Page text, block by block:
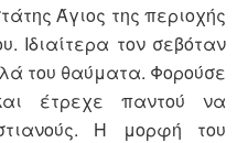
Άγιος της περιοχής
Ιδιαίτερα τον σεβόταν
του θαύματα. Φορούσε
έτρεχε παντού να
Η μορφή του